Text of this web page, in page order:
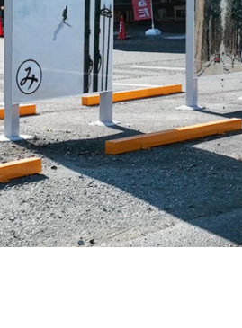
投稿一覧
ニュース
イベント
観光情報
運営会社に
お問い合
ご利用規
プライバシーポリシー（
特定商取引法に